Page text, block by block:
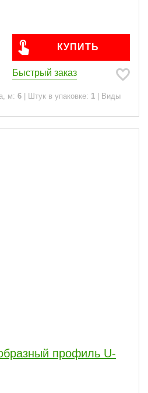
КУПИТЬ
Быстрый заказ
м: 6 Штук в упаковке: 1
Виды
профиль U-